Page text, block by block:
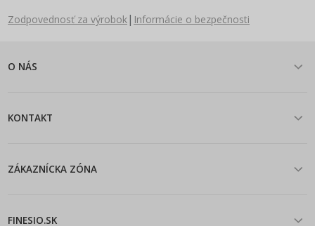
Zodpovednosť za výrobok| Informácie o bezpečnosti
O NÁS
KONTAKT
ZÁKAZNÍCKA ZÓNA
FINESIO.SK